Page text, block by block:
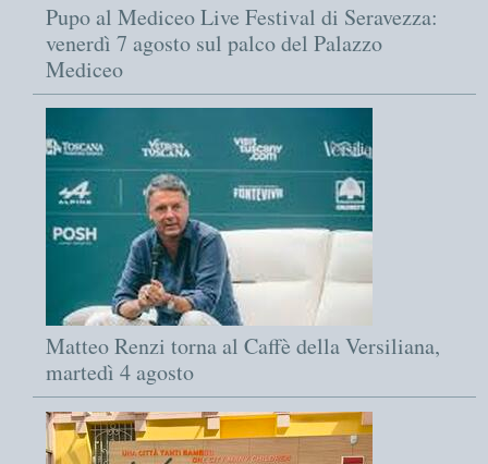
Pupo al Mediceo Live Festival di Seravezza:
venerdì 7 agosto sul palco del Palazzo
Mediceo
Matteo Renzi torna al Caffè della Versiliana,
martedì 4 agosto